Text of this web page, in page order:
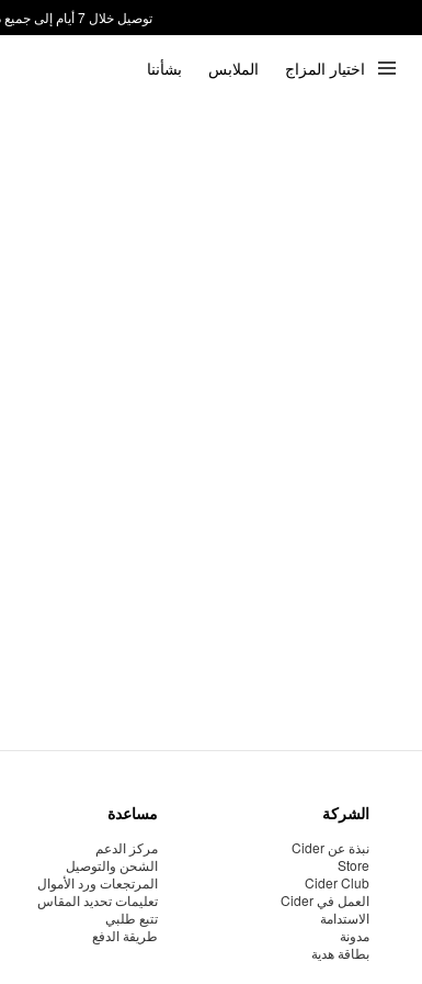
توصيل خلال 7 أيام إلى جميع دول الخليج
اختيار المزاج الملابس بشأننا
الشركة
نبذة عن Cider
Store
Cider Club
العمل في Cider
الاستدامة
مدونة
بطاقة هدية
مساعدة
مركز الدعم
الشحن والتوصيل
المرتجعات ورد الأموال
تعليمات تحديد المقاس
تتبع طلبي
طريقة الدفع